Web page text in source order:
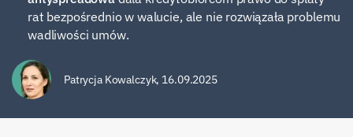
rat bezpośrednio w walucie, ale nie rozwiązała problemu
wadliwości umów.
Patrycja Kowalczyk, 16.09.2025